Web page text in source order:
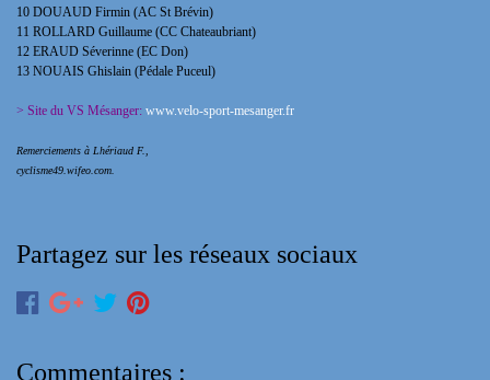
10 DOUAUD Firmin (AC St Brévin)
11 ROLLARD Guillaume (CC Chateaubriant)
12 ERAUD Séverinne (EC Don)
13 NOUAIS Ghislain (Pédale Puceul)
> Site du VS Mésanger: www.velo-sport-mesanger.fr
Remerciements à Lhériaud F.,
cyclisme49.wifeo.com.
Partagez sur les réseaux sociaux
Commentaires :